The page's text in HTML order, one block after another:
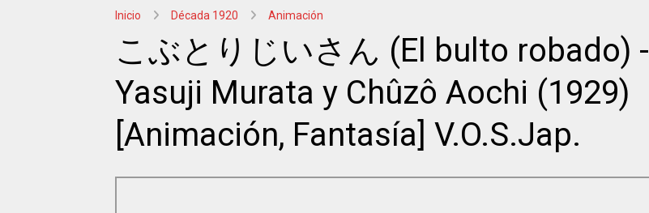
Inicio Década 1920 Animación
こぶとりじいさん (El bulto robado) -
Yasuji Murata y Chûzô Aochi (1929)
[Animación, Fantasía] V.O.S.Jap.